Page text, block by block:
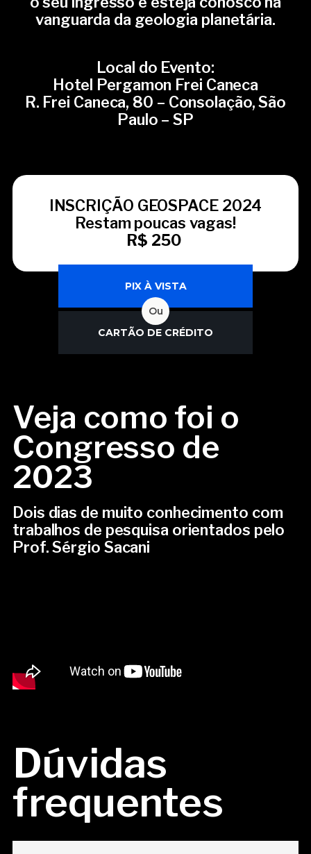
vanguarda da geologia planetária.
Local do Evento:
Hotel Pergamon Frei Caneca
R. Frei Caneca, 80 – Consolação, São
Paulo – SP
INSCRIÇÃO GEOSPACE 2024
Restam poucas vagas!
R$ 250
PIX À VISTA
Ou
CARTÃO DE CRÉDITO
Veja como foi o
Congresso de
2023
Dois dias de muito conhecimento com
trabalhos de pesquisa orientados pelo
Prof. Sérgio Sacani
Dúvidas
frequentes